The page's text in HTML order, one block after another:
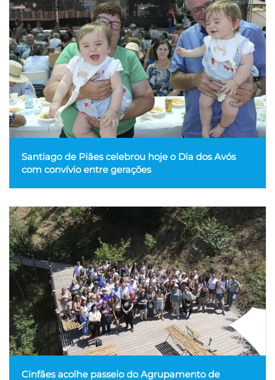
Santiago de Piães celebrou hoje o Dia dos Avós
com convívio entre gerações
Cinfães acolhe passeio do Agrupamento de